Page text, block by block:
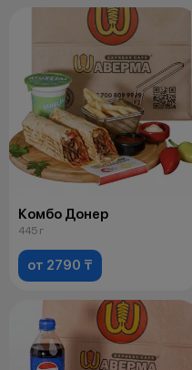
Комбо Донер
445 г
от 2790 ₸